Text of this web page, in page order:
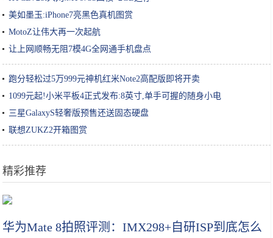
美如墨玉:iPhone7亮黑色真机图赏
MotoZ让伟大再一次起航
让上网顺畅无阻7模4G全网通手机盘点
跑分轻松过5万999元神机红米Note2高配版即将开卖
1099元起!小米平板4正式发布:8英寸,单手可握的随身小电
三星GalaxyS轻奢版预售还送固态硬盘
联想ZUKZ2开箱图赏
精彩推荐
做红烧肉，千万不要直接加水！大厨：教你这3招，红烧肉肥而不腻
华为Mate 8拍照评测：IMX298+自研ISP到底怎么